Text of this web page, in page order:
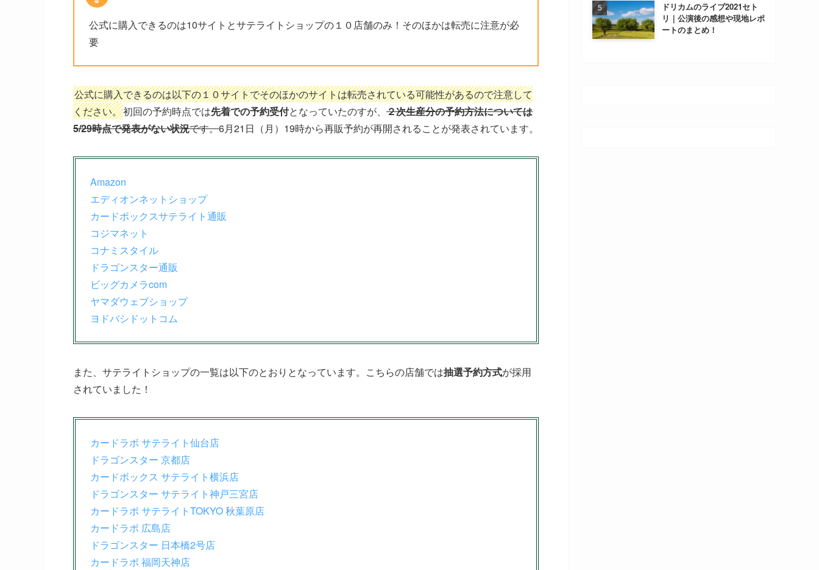
公式に購入できるのは10サイトとサテライトショップの１０店舗のみ！そのほかは転売に注意が必
要
公式に購入できるのは以下の１０サイトでそのほかのサイトは転売されている可能性があるので注意して
ください。初回の予約時点では先着での予約受付となっていたのすが、 ２次生産分の予約方法については
5/29時点で発表がない状況です。6月21日（月）19時から再販予約が再開されることが発表されています。
Amazon
エディオンネットショップ
カードボックスサテライト通販
コジマネット
コナミスタイル
ドラゴンスター通販
ビッグカメラcom
ヤマダウェブショップ
ヨドバシドットコム
また、サテライトショップの一覧は以下のとおりとなっています。こちらの店舗では抽選予約方式が採用
されていました！
カードラボ サテライト仙台店
ドラゴンスター 京都店
カードボックス サテライト横浜店
ドラゴンスター サテライト神戸三宮店
カードラボ サテライトTOKYO 秋葉原店
カードラボ 広島店
ドラゴンスター 日本橋2号店
カードラボ 福岡天神店
ドリカムのライブ2021セト
リ｜公演後の感想や現地レポ
ートのまとめ！